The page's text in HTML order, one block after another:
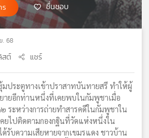
ชื่นชอบ
. 68
สต์ แชร์
ประตูทางเข้าปราสาทบันทายสรี ทำให้ผู้
ายอีกท่านหนึ่งที่เคยพบในกัมพูชาเมื่อ
ระหว่างการถ่ายทำสารคดีในกัมพูชาใน
คยไปติดตามกองกฐินที่วัดแห่งหนึ่งใน
ด้รับความเสียหายจากเขมรแดง ชาวบ้าน